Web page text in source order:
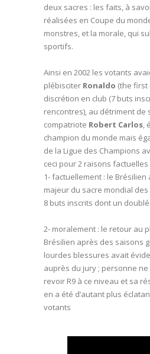
deux sacres : les faits, à
réalisées en Coupe du
monstres, et la morale, qui
sportifs.
Ainsi en 2002 les votants
plébisciter Ronaldo (the first
discrétion en club (7 buts
rencontres), au détriment de
compatriote Robert Carlos,
champion du monde mais
de la Ligue des Champions
ceci pour 2 raisons
1- factuellement : le Brésilien
majeur du sacre mondial
8 buts inscrits dont un
2- moralement : le retour au
Brésilien après des saisons
lourdes blessures avait
auprès du jury ; personne ne
revoir R9 à ce niveau et sa
en a été d’autant plus
votants